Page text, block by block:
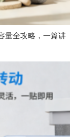
量全攻略，一篇讲